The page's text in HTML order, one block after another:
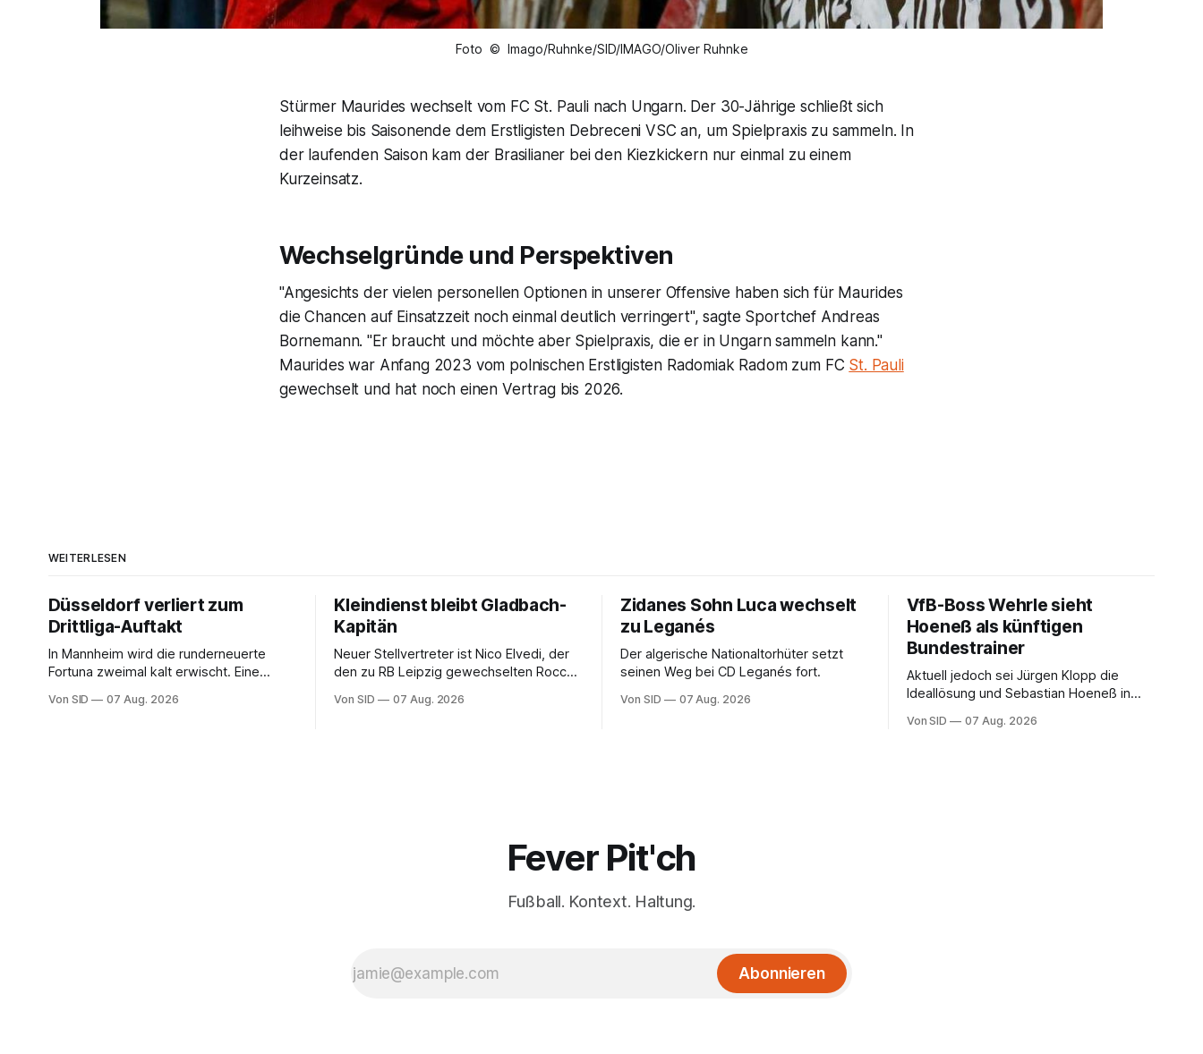
Foto © Imago/Ruhnke/SID/IMAGO/Oliver Ruhnke
Stürmer Maurides wechselt vom FC St. Pauli nach Ungarn. Der 30-Jährige schließt sich
leihweise bis Saisonende dem Erstligisten Debreceni VSC an, um Spielpraxis zu sammeln. In
der laufenden Saison kam der Brasilianer bei den Kiezkickern nur einmal zu einem
Kurzeinsatz.
Wechselgründe und Perspektiven
"Angesichts der vielen personellen Optionen in unserer Offensive haben sich für Maurides
die Chancen auf Einsatzzeit noch einmal deutlich verringert", sagte Sportchef Andreas
Bornemann. "Er braucht und möchte aber Spielpraxis, die er in Ungarn sammeln kann."
Maurides war Anfang 2023 vom polnischen Erstligisten Radomiak Radom zum FC St. Pauli
gewechselt und hat noch einen Vertrag bis 2026.
WEITERLESEN
Düsseldorf verliert zum
Drittliga-Auftakt
In Mannheim wird die runderneuerte
Fortuna zweimal kalt erwischt. Eine
Anfangsphase sorgt für Zündstoff.
Von SID 07 Aug. 2026
Kleindienst bleibt Gladbach-
Kapitän
Neuer Stellvertreter ist Nico Elvedi, der
den zu RB Leipzig gewechselten Rocco
Von SID 07 Aug. 2026
Zidanes Sohn Luca wechselt
zu Leganés
Der algerische Nationaltorhüter setzt
seinen Weg bei CD Leganés fort.
Von SID 07 Aug. 2026
VfB-Boss Wehrle sieht
Hoeneß als künftigen
Bundestrainer
Aktuell jedoch sei Jürgen Klopp die
Ideallösung und Sebastian Hoeneß in
Wehrle.
Von SID 07 Aug. 2026
Fever Pit'ch
Fußball. Kontext. Haltung.
Abonnieren